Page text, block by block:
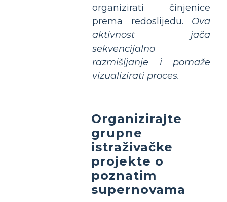
organizirati činjenice
prema redoslijedu. Ova
aktivnost jača
sekvencijalno
razmišljanje i pomaže
vizualizirati proces.
Organizirajte
grupne
istraživačke
projekte o
poznatim
supernovama